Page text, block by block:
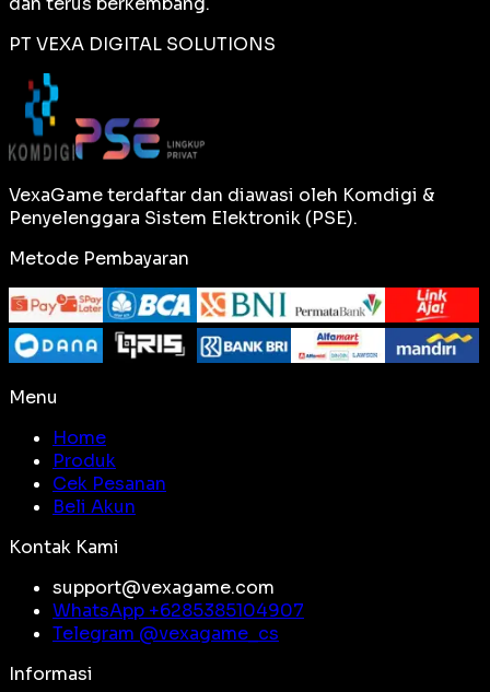
PT VEXA DIGITAL SOLUTIONS
VexaGame terdaftar dan diawasi oleh Komdigi &
Penyelenggara Sistem Elektronik (PSE).
Metode Pembayaran
Menu
Home
Produk
Cek Pesanan
Beli Akun
Kontak Kami
support@vexagame.com
WhatsApp +6285385104907
Telegram @vexagame_cs
Informasi